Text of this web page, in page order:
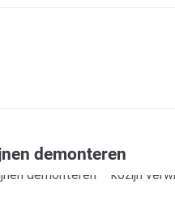
demonteren